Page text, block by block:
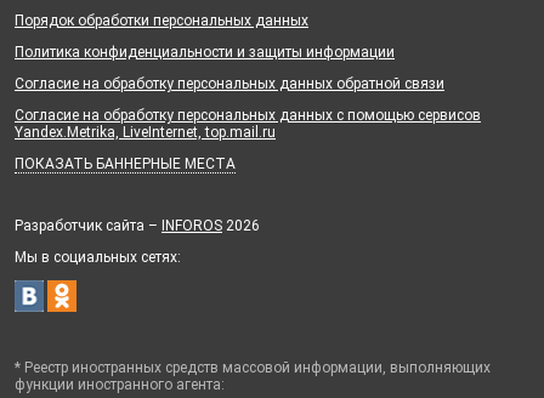
Порядок обработки персональных данных
Политика конфиденциальности и защиты информации
Согласие на обработку персональных данных обратной связи
Согласие на обработку персональных данных с помощью сервисов
Yandex.Metrika, LiveInternet, top.mail.ru
ПОКАЗАТЬ БАННЕРНЫЕ МЕСТА
Разработчик сайта – INFOROS 2026
Мы в социальных сетях:
* Реестр иностранных средств массовой информации, выполняющих
функции иностранного агента: